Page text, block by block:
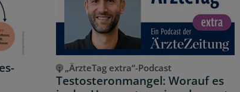
„ÄrzteTag extra“-Podcast
Testosteronmangel: Worauf es